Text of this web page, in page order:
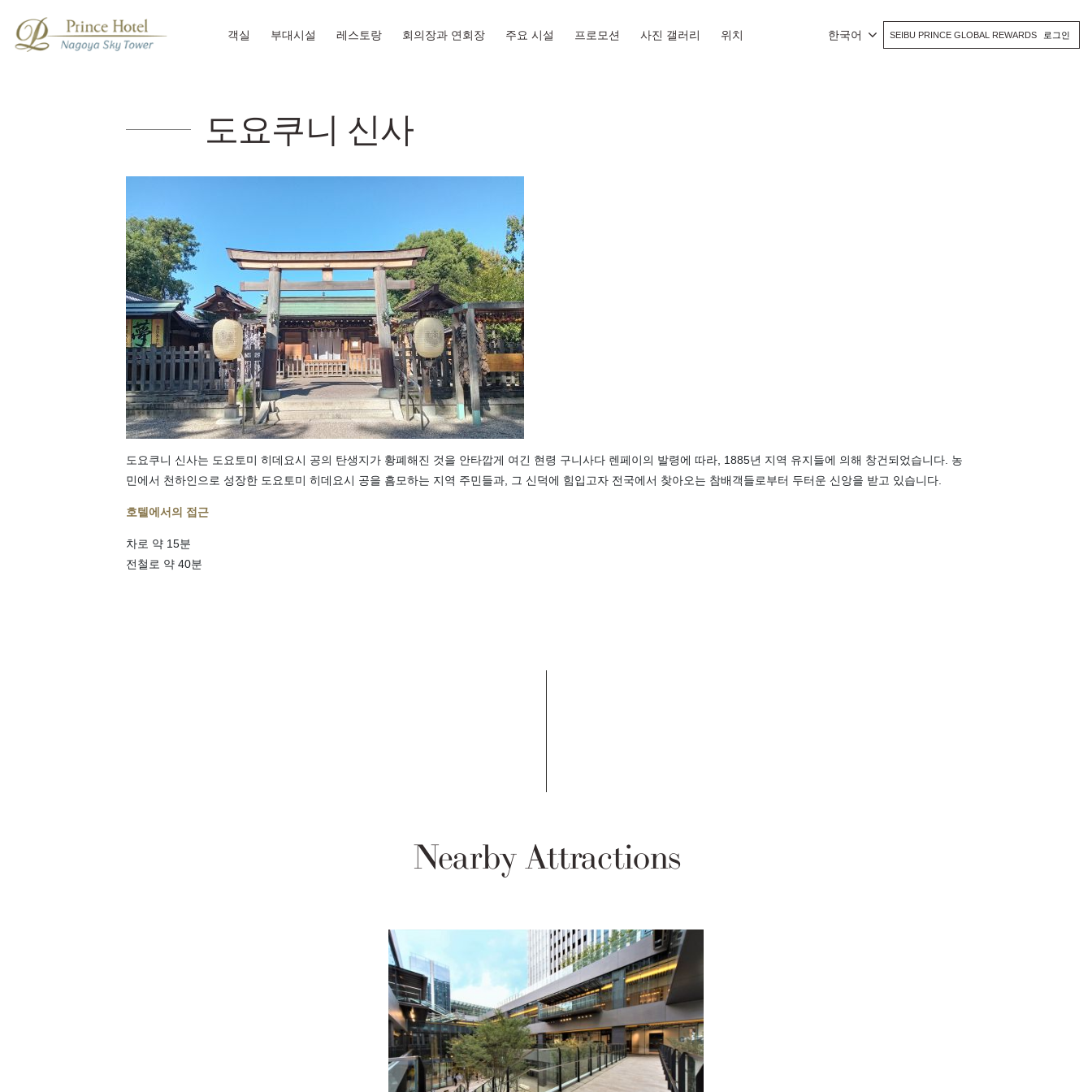
객실 부대시설 레스토랑 회의장과 연회장 주요 시설 프로모션 사진 갤러리 위치 한국어 SEIBU PRINCE GLOBAL REWARDS 로그인
도요쿠니 신사
도요쿠니 신사는 도요토미 히데요시 공의 탄생지가 황폐해진 것을 안타깝게 여긴 현령 구니사다 렌페이의 발령에 따라, 1885년 지역 유지들에 의해 창건되었습니다. 농
민에서 천하인으로 성장한 도요토미 히데요시 공을 흠모하는 지역 주민들과, 그 신덕에 힘입고자 전국에서 찾아오는 참배객들로부터 두터운 신앙을 받고 있습니다.
호텔에서의 접근
차로 약 15분
전철로 약 40분
Nearby Attractions